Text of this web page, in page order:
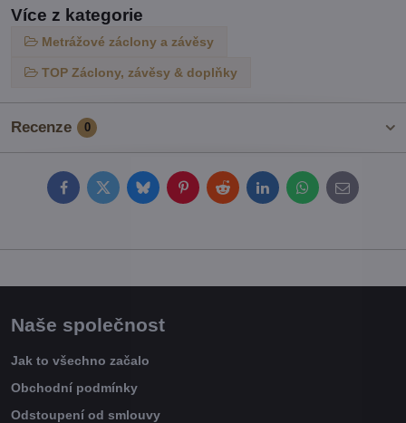
Více z kategorie
Metrážové záclony a závěsy
TOP Záclony, závěsy & doplňky
Recenze 0
FacebookTwitterBlueskyPinterestRedditLinkedInWhatsApp
E-
mail
Naše společnost
Jak to všechno začalo
Obchodní podmínky
Odstoupení od smlouvy